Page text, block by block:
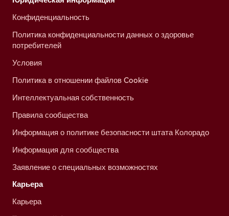
Конфиденциальность
Политика конфиденциальности данных о здоровье
потребителей
Условия
Политика в отношении файлов Cookie
Интеллектуальная собственность
Правила сообщества
Информация о политике безопасности штата Колорадо
Информация для сообщества
Заявление о специальных возможностях
Карьера
Карьера